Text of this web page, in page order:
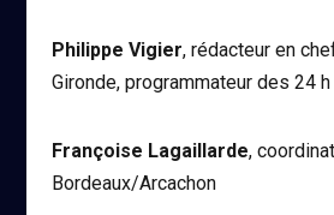
Philippe Vigier, rédacteur en
Gironde, programmateur des 24
Françoise Lagaillarde,
Bordeaux/Arcachon